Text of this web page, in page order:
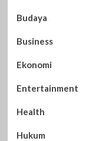
Budaya
Business
Ekonomi
Entertainment
Health
Hukum